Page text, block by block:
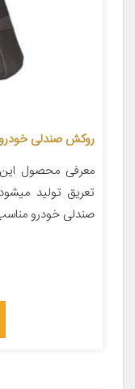
روکش صندلی
تعریق تولید
صندلی خودرو